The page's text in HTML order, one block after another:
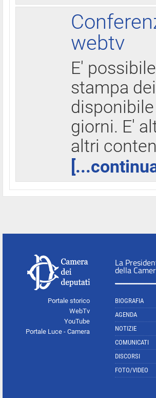
webtv
E'
stampa
giorni. E'
altri
Portale storico
WebTv
YouTube
Portale Luce - Camera
La
della
BIOGRAFIA
AGENDA
NOTIZIE
COMUNICATI
DISCORSI
FOTO/VIDEO